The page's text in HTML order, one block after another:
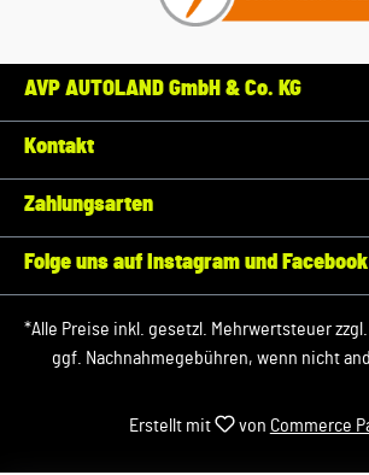
AVP AUTOLAND GmbH & Co. KG
Kontakt
Zahlungsarten
Folge uns auf Instagram und Facebook
*Alle Preise inkl. gesetzl. Mehrwertsteuer zzgl.
ggf. Nachnahmegebühren, wenn nicht
Erstellt mit von Commerce